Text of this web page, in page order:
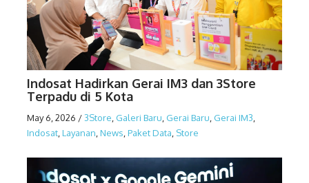
Indosat Hadirkan Gerai IM3 dan 3Store
Terpadu di 5 Kota
May 6, 2026 /3Store Galeri Baru Gerai Baru Gerai IM3
Indosat Layanan News Paket Data Store